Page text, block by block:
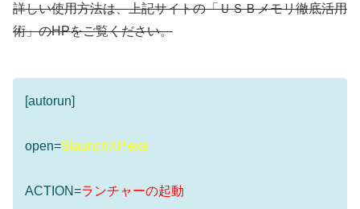
詳しい使用方法は、上記サイトの「ＵＳＢメモリ徹底活用
術」のHPをご覧ください。
[autorun]
open=SlaunchXP.exe
ACTION=ランチャーの起動